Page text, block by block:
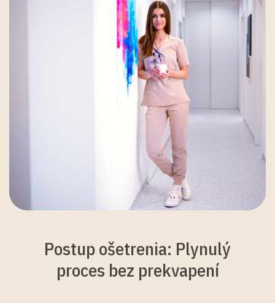
Postup ošetrenia: Plynulý
proces bez prekvapení